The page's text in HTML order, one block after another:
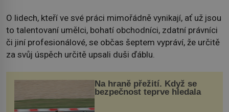
O lidech, kteří ve své práci mimořádně vynikají, ať už jsou
to talentovaní umělci, bohatí obchodníci, zdatní právníci
či jiní profesionálové, se občas šeptem vypráví, že určitě
za svůj úspěch určitě upsali duši ďáblu.
Na hraně přežití. Když se
bezpečnost teprve hledala